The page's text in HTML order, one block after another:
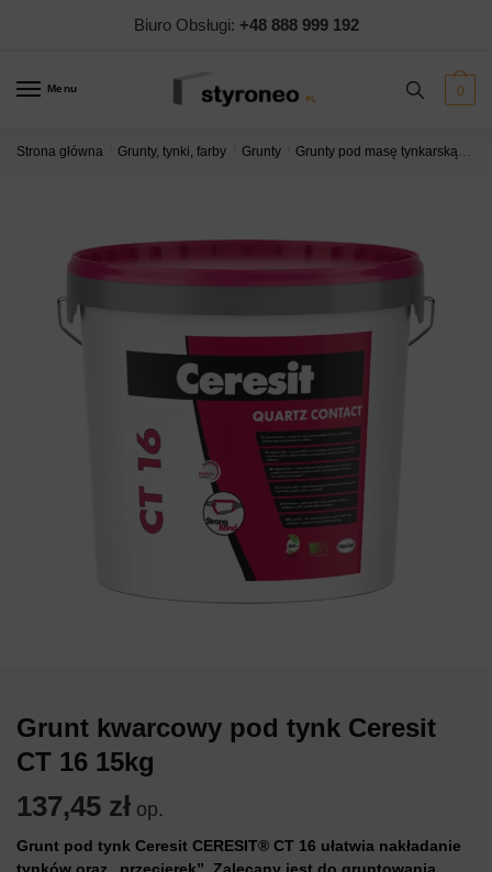
Biuro Obsługi: +48 888 999 192
Menu 0
Strona główna Grunty, tynki, farby Grunty Grunty pod masę tynkarską
Grunt kwarcowy pod tynk Ceresit
CT 16 15kg
137,45 zł op.
Grunt pod tynk Ceresit CERESIT® CT 16 ułatwia nakładanie